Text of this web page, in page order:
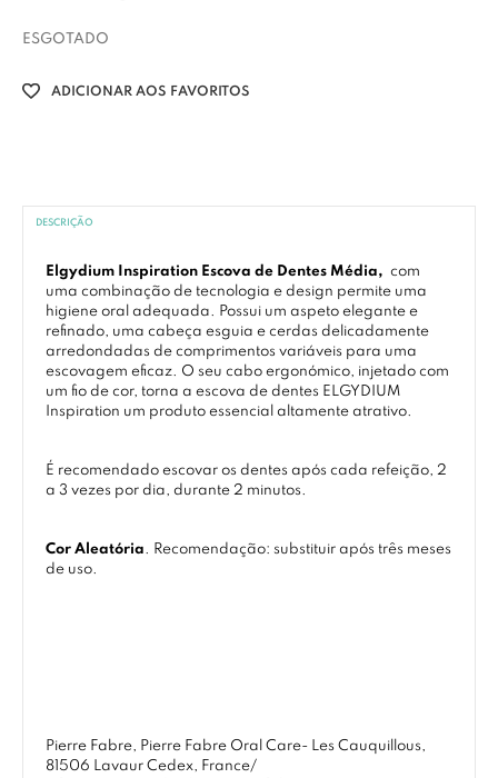
ESGOTADO
ADICIONAR AOS FAVORITOS
DESCRIÇÃO
Elgydium Inspiration Escova de Dentes Média, com
uma combinação de tecnologia e design permite uma
higiene oral adequada. Possui um aspeto elegante e
refinado, uma cabeça esguia e cerdas delicadamente
arredondadas de comprimentos variáveis para uma
escovagem eficaz. O seu cabo ergonómico, injetado com
um fio de cor, torna a escova de dentes ELGYDIUM
Inspiration um produto essencial altamente atrativo.
É recomendado escovar os dentes após cada refeição, 2
a 3 vezes por dia, durante 2 minutos.
Cor Aleatória. Recomendação: substituir após três meses
de uso.
Pierre Fabre, Pierre Fabre Oral Care- Les Cauquillous,
81506 Lavaur Cedex, France/